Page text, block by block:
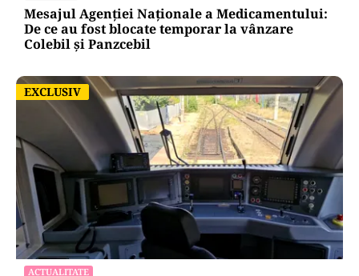
Mesajul Agenției Naționale a Medicamentului:
De ce au fost blocate temporar la vânzare
Colebil și Panzcebil
EXCLUSIV
EXCLUSIV
ACTUALITATE